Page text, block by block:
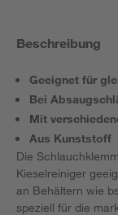
Beschreibung
Geeignet für
Bei
Mit
Aus Kunststoff
Die
Kieselreiniger
an Behältern wie
speziell für die